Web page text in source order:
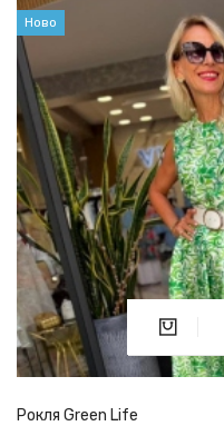
Ново
Рокля Green Life